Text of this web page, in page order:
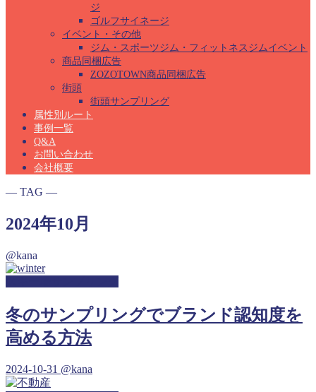
ジ
ゴルフサイネージ
イベント・その他
ジム・スポーツジム・フィットネスジムイベント
商品同梱広告
ZOZOTOWN商品同梱広告
街頭
街頭サンプリング
属性別ルート
事例一覧
Q&A
お問い合わせ
会社概要
― TAG ―
2024年10月
@kana
冬のサンプリングでブランド認知度を
高める方法
2024-10-31 @kana